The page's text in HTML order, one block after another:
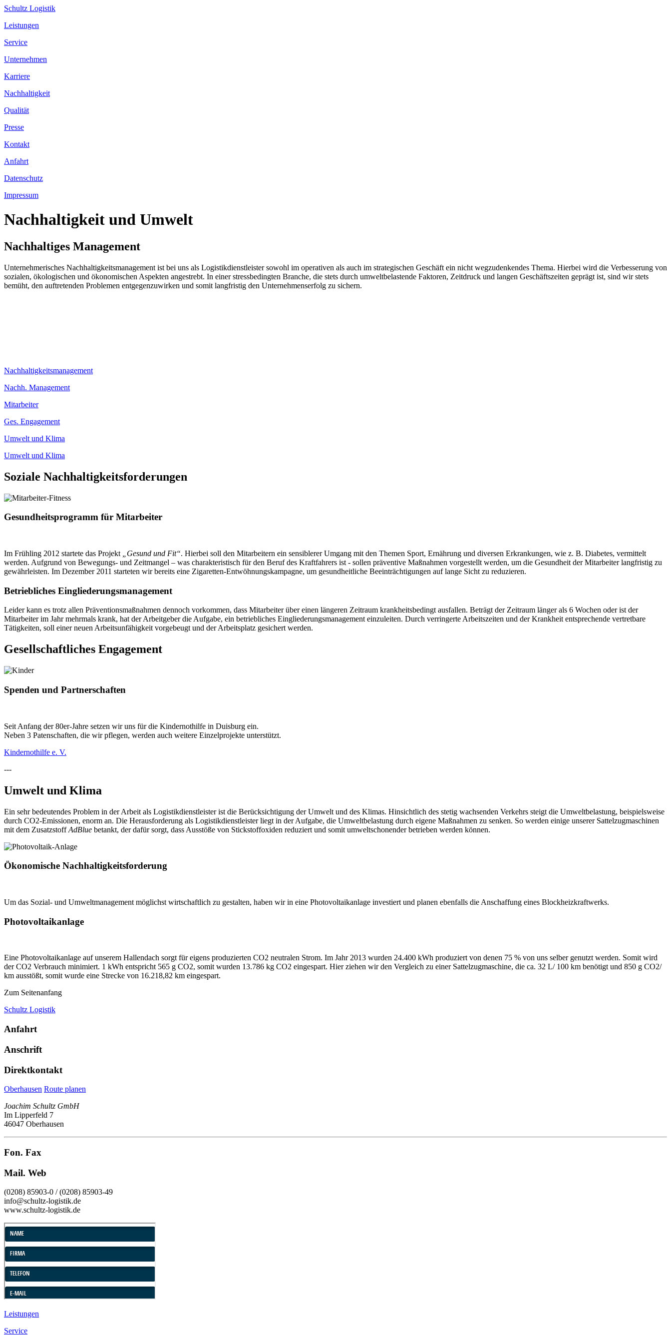
Schultz Logistik
Leistungen
Service
Unternehmen
Karriere
Nachhaltigkeit
Qualität
Presse
Kontakt
Anfahrt
Datenschutz
Impressum
Nachhaltigkeit und Umwelt
Nachhaltiges Management
Unternehmerisches Nachhaltigkeitsmanagement ist bei uns als Logistikdienstleister sowohl im operativen als auch im strategischen Geschäft ein nicht wegzudenkendes Thema. Hierbei wird die Verbesserung von
sozialen, ökologischen und ökonomischen Aspekten angestrebt. In einer stress­bedingten Branche, die stets durch umweltbelastende Faktoren, Zeitdruck und langen Geschäftszei­ten geprägt ist, sind wir stets
bemüht, den auftretenden Problemen entgegenzuwirken und somit lang­fristig den Unternehmenserfolg zu sichern.
Nachhaltigkeitsmanagement
Nachh. Management
Mitarbeiter
Ges. Engagement
Umwelt und Klima
Umwelt und Klima
Soziale Nachhaltigkeitsforderungen
Gesundheitsprogramm für Mitarbeiter
Im Frühling 2012 startete das Projekt „Gesund und Fit“. Hierbei soll den Mitarbei­tern ein sensiblerer Umgang mit den Themen Sport, Ernährung und diversen Er­krankungen, wie z. B. Diabetes, vermittelt
werden. Aufgrund von Bewegungs- und Zeitmangel – was charakteristisch für den Beruf des Kraftfahrers ist - sollen prä­ventive Maßnahmen vorgestellt werden, um die Gesundheit der Mitarbeiter lang­fristig zu
gewährleisten. Im Dezember 2011 starteten wir bereits eine Zigaretten-Entwöhnungskampagne, um gesundheitliche Beeinträchtigungen auf lange Sicht zu reduzieren.
Betriebliches Eingliederungsmanagement
Leider kann es trotz allen Präventionsmaßnahmen dennoch vorkommen, dass Mitarbeiter über einen längeren Zeitraum krankheits­bedingt ausfallen. Beträgt der Zeitraum länger als 6 Wochen oder ist der
Mitarbeiter im Jahr mehrmals krank, hat der Arbeitgeber die Aufgabe, ein betriebliches Eingliederungsmanagement einzuleiten. Durch verringerte Arbeitszeiten und der Krankheit entsprechende vertretbare
Tätigkeiten, soll einer neuen Arbeitsunfähigkeit vorgebeugt und der Arbeitsplatz gesichert werden.
Gesellschaftliches Engagement
Spenden und Partnerschaften
Seit Anfang der 80er-Jahre setzen wir uns für die Kindernothilfe in Duisburg ein.
Neben 3 Patenschaften, die wir pflegen, werden auch weitere Einzelprojekte unterstützt.
Kindernothilfe e. V.
---
Umwelt und Klima
Ein sehr bedeutendes Problem in der Arbeit als Logistikdienstleister ist die Berücksichtigung der Umwelt und des Klimas. Hinsichtlich des stetig wachsenden Verkehrs steigt die Umweltbelastung, beispielsweise
durch CO2-Emissionen, enorm an. Die Herausforderung als Logistikdienstleister liegt in der Aufgabe, die Umweltbelastung durch eigene Maßnahmen zu senken. So werden einige unserer Sattelzugmaschinen
mit dem ZusatzstoffAdBlue betankt, der dafür sorgt, dass Ausstöße von Stickstoffoxiden reduziert und somit umweltschonender betrieben werden können.
Ökonomische Nachhaltigkeitsforderung
Um das Sozial- und Umweltmanagement möglichst wirtschaftlich zu gestalten, haben wir in eine Photovoltaikanlage investiert und planen ebenfalls die Anschaf­fung eines Blockheizkraftwerks.
Photovoltaikanlage
Eine Photovoltaikanlage auf unserem Hallendach sorgt für eigens produzierten CO2 neutralen Strom. Im Jahr 2013 wurden 24.400 kWh produziert von denen 75 % von uns selber genutzt werden. Somit wird
der CO2 Verbrauch minimiert. 1 kWh ent­spricht 565 g CO2, somit wurden 13.786 kg CO2 eingespart. Hier ziehen wir den Vergleich zu einer Sattelzugmaschine, die ca. 32 L/ 100 km benötigt und 850 g CO2/
km ausstößt, somit wurde eine Strecke von 16.218,82 km eingespart.
Zum Seitenanfang
Schultz Logistik
Anfahrt
Anschrift
Direktkontakt
Oberhausen Route planen
Joachim Schultz GmbH
Im Lipperfeld 7
46047 Oberhausen
Fon. Fax
Mail. Web
(0208) 85903-0 / (0208) 85903-49
info@schultz-logistik.de
www.schultz-logistik.de
Leistungen
Service